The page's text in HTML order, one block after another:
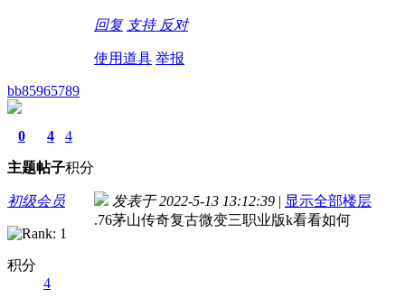
回复 支持 反对
使用道具 举报
bb85965789
0
主题
4
帖子
4
积分
初级会员
积分
4
发表于 2022-5-13 13:12:39 | 显示全部楼层
.76茅山传奇复古微变三职业版k看看如何